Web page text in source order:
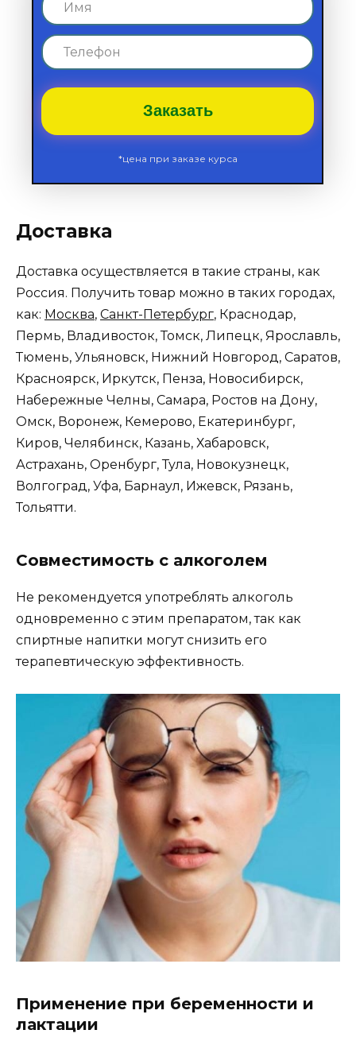
Заказать
*цена при заказе курса
Доставка
Доставка осуществляется в такие страны, как
Россия. Получить товар можно в таких городах,
как: Москва, Санкт-Петербург, Краснодар,
Пермь, Владивосток, Томск, Липецк, Ярославль,
Тюмень, Ульяновск, Нижний Новгород, Саратов,
Красноярск, Иркутск, Пенза, Новосибирск,
Набережные Челны, Самара, Ростов на Дону,
Омск, Воронеж, Кемерово, Екатеринбург,
Киров, Челябинск, Казань, Хабаровск,
Астрахань, Оренбург, Тула, Новокузнецк,
Волгоград, Уфа, Барнаул, Ижевск, Рязань,
Тольятти.
Совместимость с алкоголем
Не рекомендуется употреблять алкоголь
одновременно с этим препаратом, так как
спиртные напитки могут снизить его
терапевтическую эффективность.
Применение при беременности и
лактации